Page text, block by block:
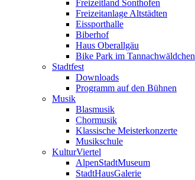
Freizeitland Sonthofen
Freizeitanlage Altstädten
Eissporthalle
Biberhof
Haus Oberallgäu
Bike Park im Tannachwäldchen
Stadtfest
Downloads
Programm auf den Bühnen
Musik
Blasmusik
Chormusik
Klassische Meisterkonzerte
Musikschule
KulturViertel
AlpenStadtMuseum
StadtHausGalerie